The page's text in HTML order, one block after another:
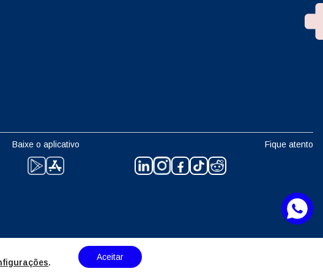
Baixe o aplicativo Fique atento
.
Aceitar